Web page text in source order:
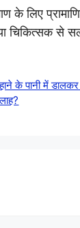
चिकित्सक से
के पानी में